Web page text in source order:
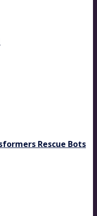
Rescue Bots